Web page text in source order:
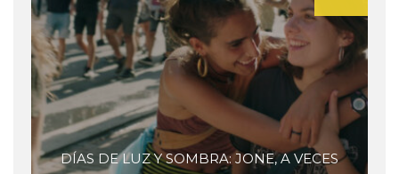
DÍAS DE LUZ Y SOMBRA: JONE, A VECES